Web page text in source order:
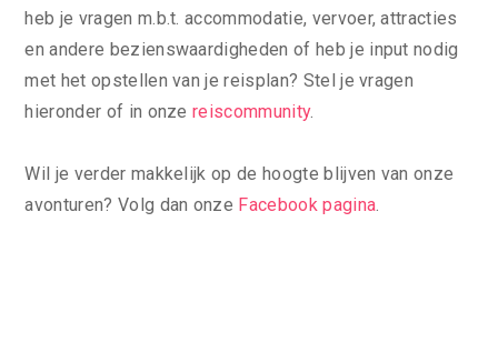
heb je vragen m.b.t. accommodatie, vervoer, attracties
en andere bezienswaardigheden of heb je input nodig
met het opstellen van je reisplan? Stel je vragen
hieronder of in onzereiscommunity.
Wil je verder makkelijk op de hoogte blijven van onze
avonturen? Volg dan onze Facebook pagina.